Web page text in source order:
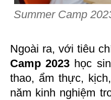
Summer Camp
Ngoài ra, với tiêu
Camp 2023 học
thao, ẩm thực,
năm kinh nghiệm